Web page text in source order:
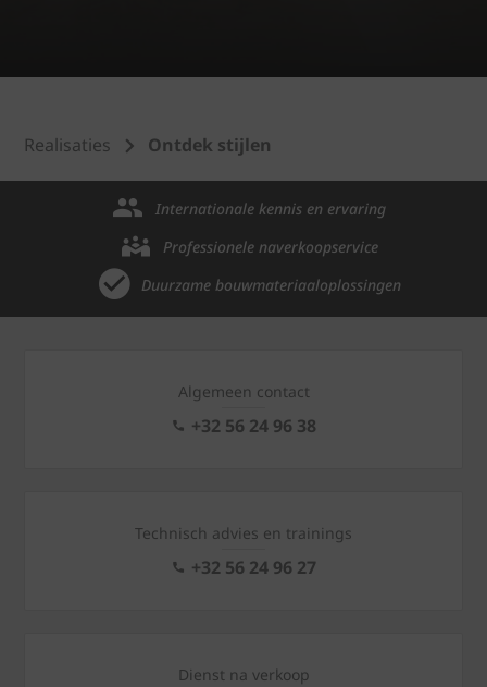
Realisaties Ontdek stijlen
Internationale kennis en ervaring
Professionele naverkoopservice
Duurzame bouwmateriaaloplossingen
Algemeen contact
+32 56 24 96 38
Technisch advies en trainings
+32 56 24 96 27
Dienst na verkoop